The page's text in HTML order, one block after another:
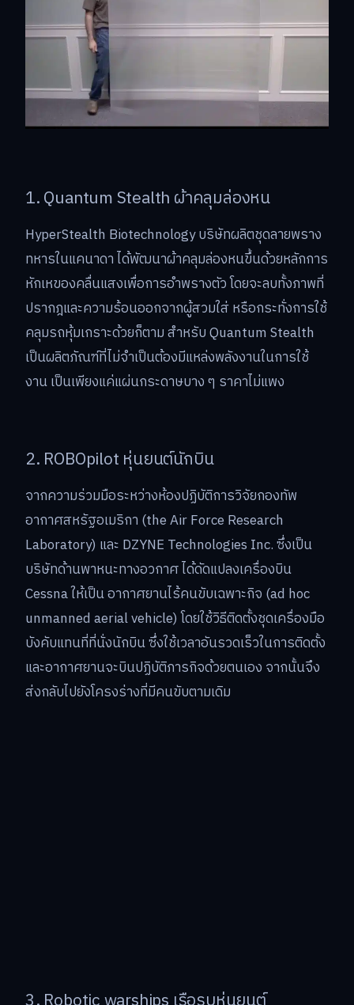
1. Quantum Stealth ผ้าคลุมล่องหน
HyperStealth Biotechnology บริษัทผลิตชุดลายพราง
ทหารในแคนาดา ได้พัฒนาผ้าคลุมล่องหนขึ้นด้วยหลักการ
หักเหของคลื่นแสงเพื่อการอำพรางตัว โดยจะลบทั้งภาพที่
ปรากฎและความร้อนออกจากผู้สวมใส่ หรือกระทั่งการใช้
คลุมรถหุ้มเกราะด้วยก็ตาม สำหรับ Quantum Stealth
เป็นผลิตภัณฑ์ที่ไม่จำเป็นต้องมีแหล่งพลังงานในการใช้
งาน เป็นเพียงแค่แผ่นกระดาษบาง ๆ ราคาไม่แพง
2. ROBOpilot หุ่นยนต์นักบิน
จากความร่วมมือระหว่างห้องปฏิบัติการวิจัยกองทัพ
อากาศสหรัฐอเมริกา (the Air Force Research
Laboratory) และ DZYNE Technologies Inc. ซึ่งเป็น
บริษัทด้านพาหนะทางอวกาศ ได้ดัดแปลงเครื่องบิน
Cessna ให้เป็น อากาศยานไร้คนขับเฉพาะกิจ (ad hoc
unmanned aerial vehicle) โดยใช้วิธีติดตั้งชุดเครื่องมือ
บังคับแทนที่ที่นั่งนักบิน ซึ่งใช้เวลาอันรวดเร็วในการติดตั้ง
และอากาศยานจะบินปฏิบัติภารกิจด้วยตนเอง จากนั้นจึง
ส่งกลับไปยังโครงร่างที่มีคนขับตามเดิม